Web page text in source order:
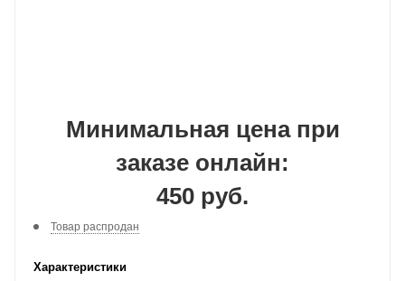
Минимальная цена при
заказе онлайн:
450 руб.
Товар распродан
Характеристики